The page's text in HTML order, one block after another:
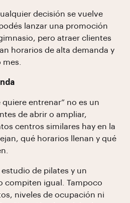
decisión se vuelve
lanzar una promoción
pero atraer clientes
horarios de alta demanda y
entrenar” no es un
de abrir o ampliar,
centros similares hay en la
qué horarios llenan y qué
de pilates y un
compiten igual. Tampoco
niveles de ocupación ni